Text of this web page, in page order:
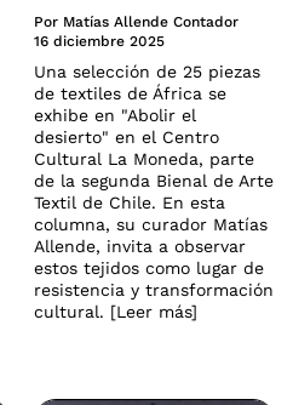
Por Matías Allende Contador
16 diciembre 2025
Una selección de 25 piezas
de textiles de África se
exhibe en "Abolir el
desierto" en el Centro
Cultural La Moneda, parte
de la segunda Bienal de Arte
Textil de Chile. En esta
columna, su curador Matías
Allende, invita a observar
estos tejidos como lugar de
resistencia y transformación
cultural. [Leer más]